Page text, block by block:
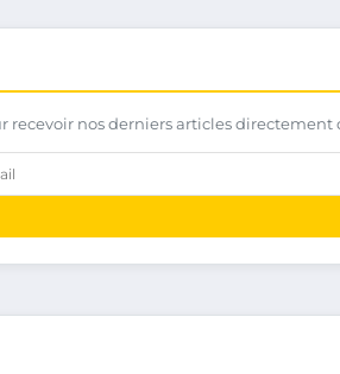
recevoir nos derniers articles